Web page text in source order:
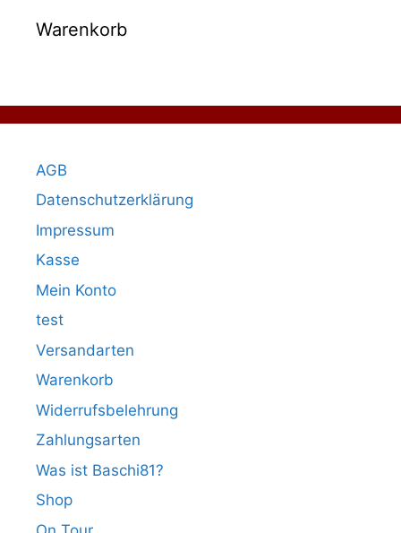
Warenkorb
AGB
Datenschutzerklärung
Impressum
Kasse
Mein Konto
test
Versandarten
Warenkorb
Widerrufsbelehrung
Zahlungsarten
Was ist Baschi81?
Shop